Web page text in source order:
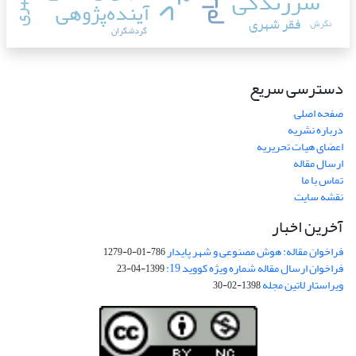
آینده‌پژوهی فقر شهری گردشگران نگرش
دسترسی سریع
صفحه اصلی
درباره نشریه
اعضای هیات تحریریه
ارسال مقاله
تماس با ما
نقشه سایت
آخرین اخبار
فراخوان مقاله: هوش مصنوعی و شهر پایدار786-01-0-1279
فراخوان ارسال مقاله شماره ویژه کووید 19: 1399-04-23
ویراستار لاتین مجله1398-02-30